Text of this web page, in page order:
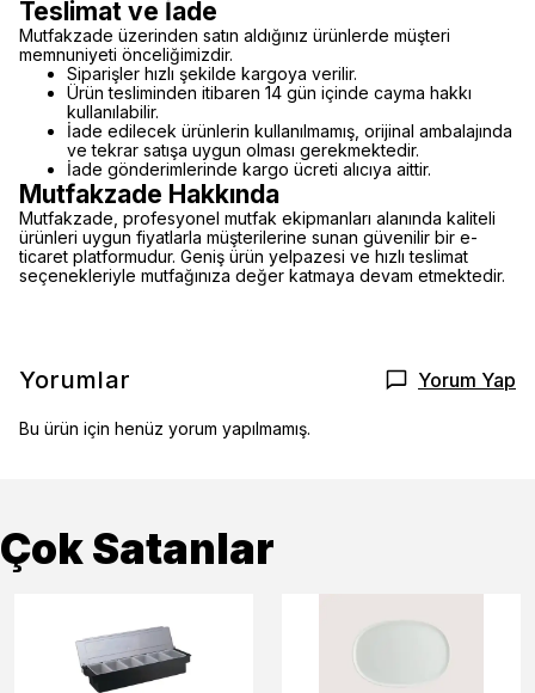
Teslimat ve İade
Mutfakzade üzerinden satın aldığınız ürünlerde müşteri
memnuniyeti önceliğimizdir.
Siparişler hızlı şekilde kargoya verilir.
Ürün tesliminden itibaren 14 gün içinde cayma hakkı
kullanılabilir.
İade edilecek ürünlerin kullanılmamış, orijinal ambalajında
ve tekrar satışa uygun olması gerekmektedir.
İade gönderimlerinde kargo ücreti alıcıya aittir.
Mutfakzade Hakkında
Mutfakzade, profesyonel mutfak ekipmanları alanında kaliteli
ürünleri uygun fiyatlarla müşterilerine sunan güvenilir bir e-
ticaret platformudur. Geniş ürün yelpazesi ve hızlı teslimat
seçenekleriyle mutfağınıza değer katmaya devam etmektedir.
Yorumlar Yorum Yap
Bu ürün için henüz yorum yapılmamış.
Çok Satanlar